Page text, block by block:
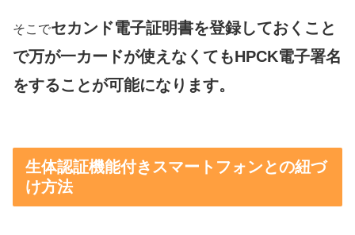
そこでセカンド電子証明書を登録しておくこと
で万が一カードが使えなくてもHPCK電子署名
をすることが可能になります。
生体認証機能付きスマートフォンとの紐づ
け方法